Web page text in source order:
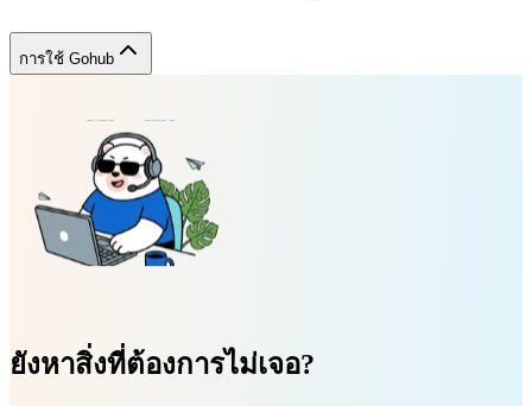
การใช้ Gohub
ยังหาสิ่งที่ต้องการไม่เจอ?